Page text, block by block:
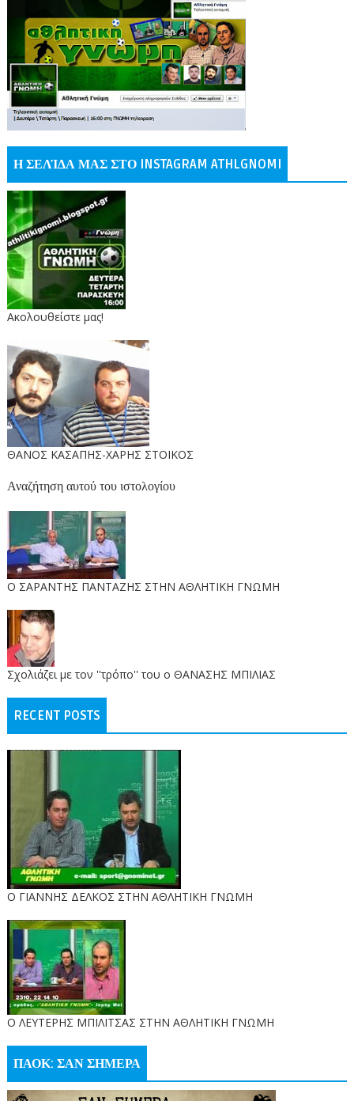
Η ΣΕΛΊΔΑ ΜΑΣ ΣΤΟ INSTAGRAM ATHLGNOMI
Ακολουθείστε μας!
ΘΑΝΟΣ ΚΑΣΑΠΗΣ-ΧΑΡΗΣ ΣΤΟΙΚΟΣ
Αναζήτηση αυτού του ιστολογίου
O ΣΑΡΑΝΤΗΣ ΠΑΝΤΑΖΗΣ ΣΤΗΝ ΑΘΛΗΤΙΚΗ ΓΝΩΜΗ
Σχολιάζει με τον ''τρόπο'' του ο ΘΑΝΑΣΗΣ ΜΠΙΛΙΑΣ
RECENT POSTS
Ο ΓΙΑΝΝΗΣ ΔΕΛΚΟΣ ΣΤΗΝ ΑΘΛΗΤΙΚΗ ΓΝΩΜΗ
O ΛΕΥΤΕΡΗΣ ΜΠΙΛΙΤΣΑΣ ΣΤΗΝ ΑΘΛΗΤΙΚΗ ΓΝΩΜΗ
ΠΑΟΚ: ΣΑΝ ΣΗΜΕΡΑ